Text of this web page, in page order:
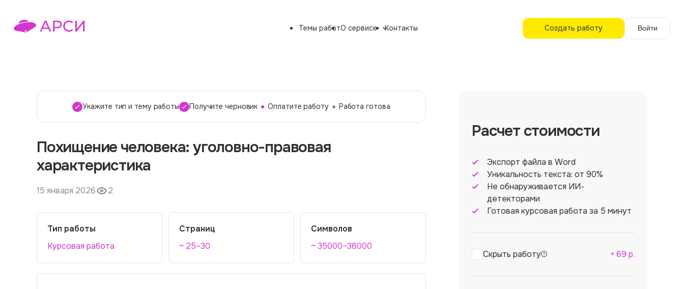
Темы работО сервисе Контакты Создать работу Войти
Укажите тип и тему работы Получите черновик Оплатите работу Работа готова
Похищение человека: уголовно-правовая
характеристика
15 января 2026 2
Тип работы
Курсовая работа
Страниц
~ 25–30
Символов
~ 35000–38000
Расчет стоимости
Экспорт файла в Word
Уникальность текста: от 90%
Не обнаруживается ИИ-
детекторами
Готовая курсовая работа за 5 минут
Скрыть работу + 69 р.